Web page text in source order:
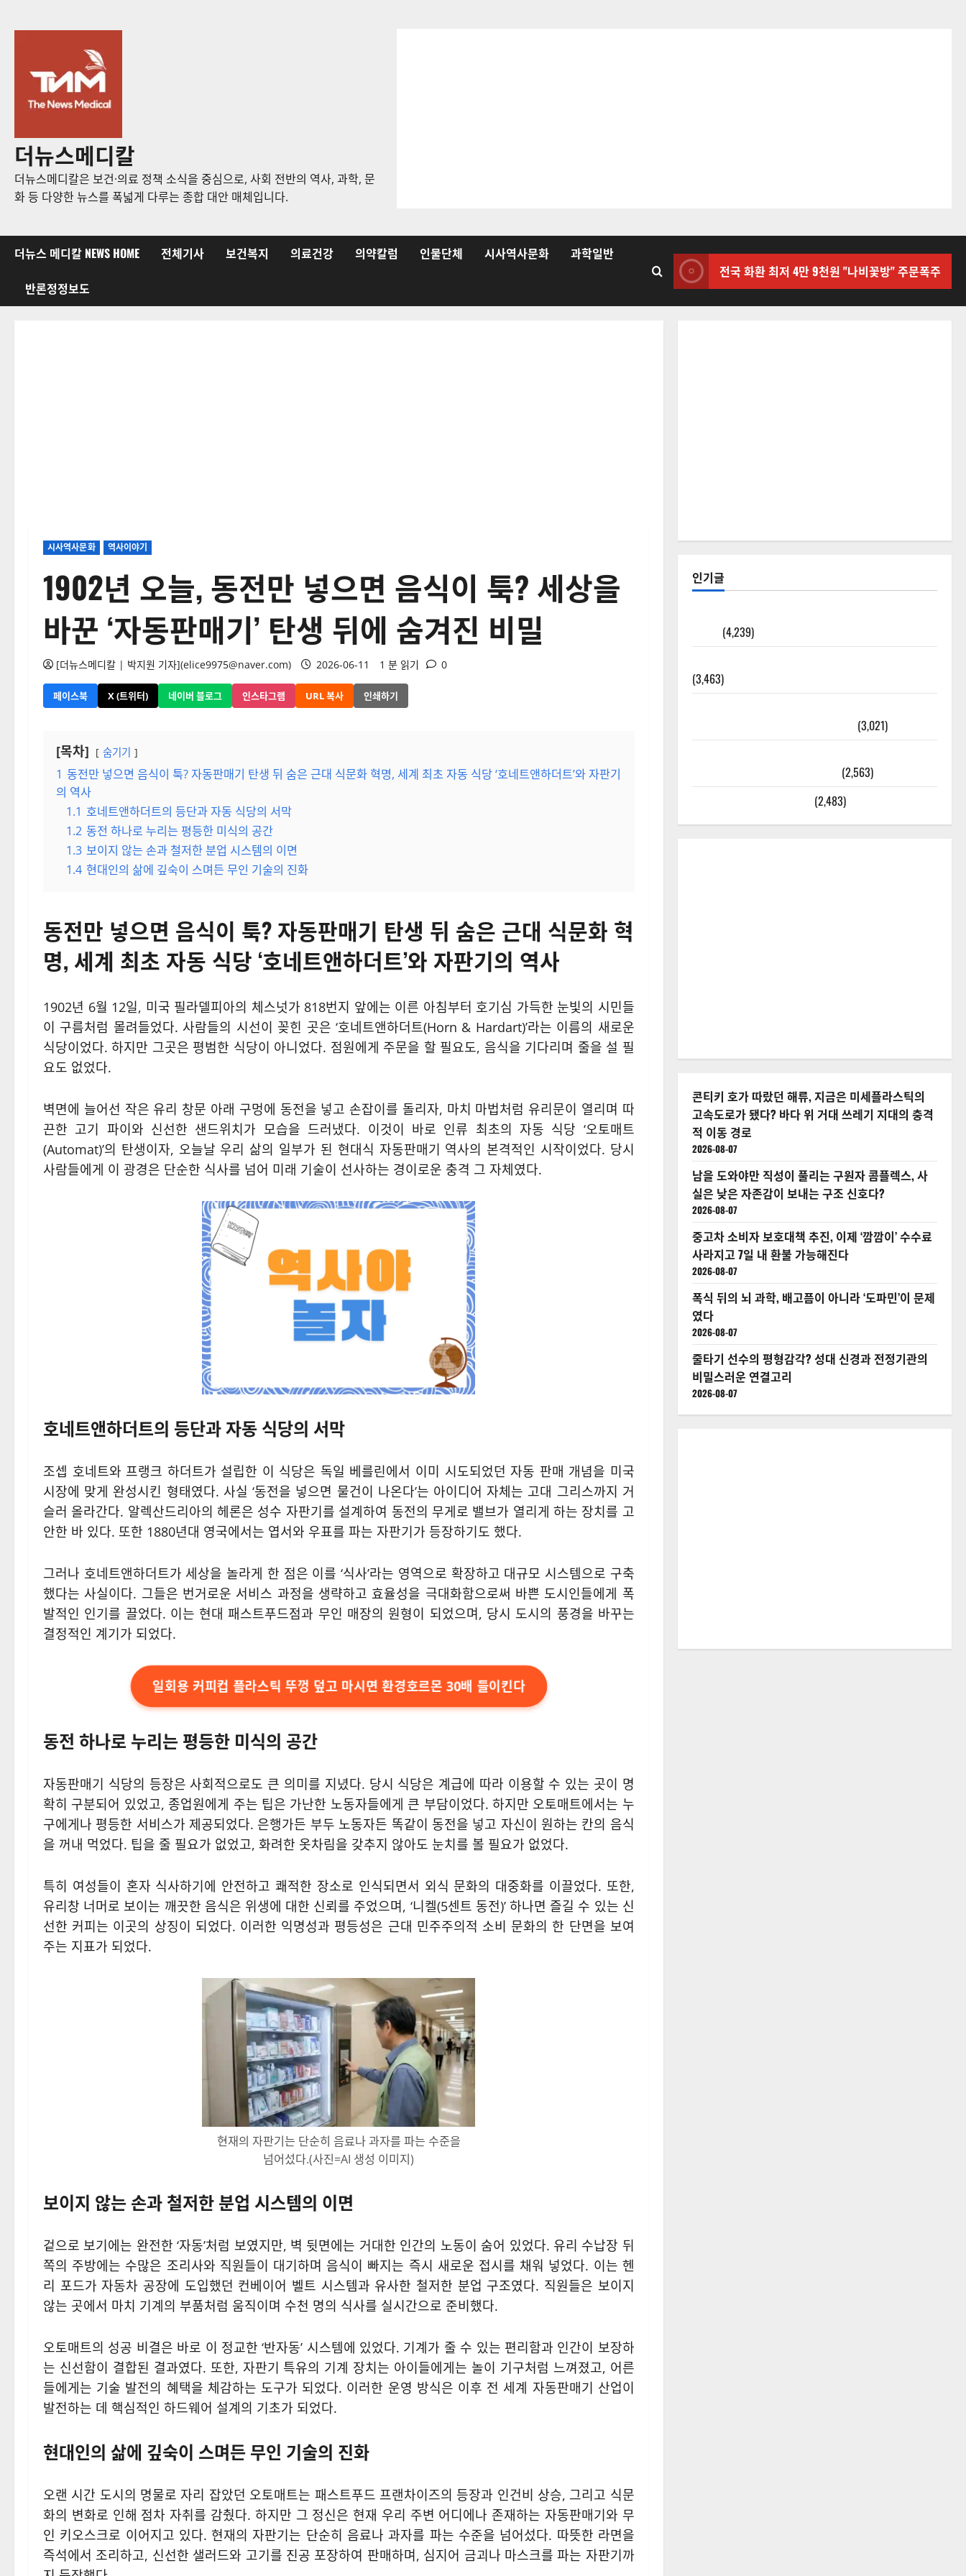
더뉴스메디칼
더뉴스메디칼은 보건·의료 정책 소식을 중심으로, 사회 전반의 역사, 과학, 문
화 등 다양한 뉴스를 폭넓게 다루는 종합 대안 매체입니다.
더뉴스 메디칼 NEWS HOME 전체기사 보건복지 의료건강 의약칼럼 인물단체 시사역사문화 과학일반
반론정정보도
전국 화환 최저 4만 9천원 "나비꽃방" 주문폭주
시사역사문화 역사이야기
1902년 오늘, 동전만 넣으면 음식이 툭? 세상을
바꾼 ‘자동판매기’ 탄생 뒤에 숨겨진 비밀
[더뉴스메디칼 | 박지원 기자](elice9975@naver.com) 2026-06-11 1 분 읽기 0
페이스북 X (트위터) 네이버 블로그 인스타그램 URL 복사 인쇄하기
[목차] 숨기기
1 동전만 넣으면 음식이 툭? 자동판매기 탄생 뒤 숨은 근대 식문화 혁명, 세계 최초 자동 식당 ‘호네트앤하더트’와 자판기
의 역사
1.1 호네트앤하더트의 등단과 자동 식당의 서막
1.2 동전 하나로 누리는 평등한 미식의 공간
1.3 보이지 않는 손과 철저한 분업 시스템의 이면
1.4 현대인의 삶에 깊숙이 스며든 무인 기술의 진화
동전만 넣으면 음식이 툭? 자동판매기 탄생 뒤 숨은 근대 식문화 혁
명, 세계 최초 자동 식당 ‘호네트앤하더트’와 자판기의 역사
1902년 6월 12일, 미국 필라델피아의 체스넛가 818번지 앞에는 이른 아침부터 호기심 가득한 눈빛의 시민들
이 구름처럼 몰려들었다. 사람들의 시선이 꽂힌 곳은 ‘호네트앤하더트(Horn & Hardart)’라는 이름의 새로운
식당이었다. 하지만 그곳은 평범한 식당이 아니었다. 점원에게 주문을 할 필요도, 음식을 기다리며 줄을 설 필
요도 없었다.
벽면에 늘어선 작은 유리 창문 아래 구멍에 동전을 넣고 손잡이를 돌리자, 마치 마법처럼 유리문이 열리며 따
끈한 고기 파이와 신선한 샌드위치가 모습을 드러냈다. 이것이 바로 인류 최초의 자동 식당 ‘오토매트
(Automat)’의 탄생이자, 오늘날 우리 삶의 일부가 된 현대식 자동판매기 역사의 본격적인 시작이었다. 당시
사람들에게 이 광경은 단순한 식사를 넘어 미래 기술이 선사하는 경이로운 충격 그 자체였다.
호네트앤하더트의 등단과 자동 식당의 서막
조셉 호네트와 프랭크 하더트가 설립한 이 식당은 독일 베를린에서 이미 시도되었던 자동 판매 개념을 미국
시장에 맞게 완성시킨 형태였다. 사실 ‘동전을 넣으면 물건이 나온다’는 아이디어 자체는 고대 그리스까지 거
슬러 올라간다. 알렉산드리아의 헤론은 성수 자판기를 설계하여 동전의 무게로 밸브가 열리게 하는 장치를 고
안한 바 있다. 또한 1880년대 영국에서는 엽서와 우표를 파는 자판기가 등장하기도 했다.
그러나 호네트앤하더트가 세상을 놀라게 한 점은 이를 ‘식사’라는 영역으로 확장하고 대규모 시스템으로 구축
했다는 사실이다. 그들은 번거로운 서비스 과정을 생략하고 효율성을 극대화함으로써 바쁜 도시인들에게 폭
발적인 인기를 끌었다. 이는 현대 패스트푸드점과 무인 매장의 원형이 되었으며, 당시 도시의 풍경을 바꾸는
결정적인 계기가 되었다.
일회용 커피컵 플라스틱 뚜껑 덮고 마시면 환경호르몬 30배 들이킨다
동전 하나로 누리는 평등한 미식의 공간
자동판매기 식당의 등장은 사회적으로도 큰 의미를 지녔다. 당시 식당은 계급에 따라 이용할 수 있는 곳이 명
확히 구분되어 있었고, 종업원에게 주는 팁은 가난한 노동자들에게 큰 부담이었다. 하지만 오토매트에서는 누
구에게나 평등한 서비스가 제공되었다. 은행가든 부두 노동자든 똑같이 동전을 넣고 자신이 원하는 칸의 음식
을 꺼내 먹었다. 팁을 줄 필요가 없었고, 화려한 옷차림을 갖추지 않아도 눈치를 볼 필요가 없었다.
특히 여성들이 혼자 식사하기에 안전하고 쾌적한 장소로 인식되면서 외식 문화의 대중화를 이끌었다. 또한,
유리창 너머로 보이는 깨끗한 음식은 위생에 대한 신뢰를 주었으며, ‘니켈(5센트 동전)’ 하나면 즐길 수 있는 신
선한 커피는 이곳의 상징이 되었다. 이러한 익명성과 평등성은 근대 민주주의적 소비 문화의 한 단면을 보여
주는 지표가 되었다.
현재의 자판기는 단순히 음료나 과자를 파는 수준을
넘어섰다.(사진=AI 생성 이미지)
보이지 않는 손과 철저한 분업 시스템의 이면
겉으로 보기에는 완전한 ‘자동’처럼 보였지만, 벽 뒷면에는 거대한 인간의 노동이 숨어 있었다. 유리 수납장 뒤
쪽의 주방에는 수많은 조리사와 직원들이 대기하며 음식이 빠지는 즉시 새로운 접시를 채워 넣었다. 이는 헨
리 포드가 자동차 공장에 도입했던 컨베이어 벨트 시스템과 유사한 철저한 분업 구조였다. 직원들은 보이지
않는 곳에서 마치 기계의 부품처럼 움직이며 수천 명의 식사를 실시간으로 준비했다.
오토매트의 성공 비결은 바로 이 정교한 ‘반자동’ 시스템에 있었다. 기계가 줄 수 있는 편리함과 인간이 보장하
는 신선함이 결합된 결과였다. 또한, 자판기 특유의 기계 장치는 아이들에게는 놀이 기구처럼 느껴졌고, 어른
들에게는 기술 발전의 혜택을 체감하는 도구가 되었다. 이러한 운영 방식은 이후 전 세계 자동판매기 산업이
발전하는 데 핵심적인 하드웨어 설계의 기초가 되었다.
현대인의 삶에 깊숙이 스며든 무인 기술의 진화
오랜 시간 도시의 명물로 자리 잡았던 오토매트는 패스트푸드 프랜차이즈의 등장과 인건비 상승, 그리고 식문
화의 변화로 인해 점차 자취를 감췄다. 하지만 그 정신은 현재 우리 주변 어디에나 존재하는 자동판매기와 무
인 키오스크로 이어지고 있다. 현재의 자판기는 단순히 음료나 과자를 파는 수준을 넘어섰다. 따뜻한 라면을
즉석에서 조리하고, 신선한 샐러드와 고기를 진공 포장하여 판매하며, 심지어 금괴나 마스크를 파는 자판기까
인기글
(4,239)
(3,463)
(3,021)
(2,563)
(2,483)
콘티키 호가 따랐던 해류, 지금은 미세플라스틱의
고속도로가 됐다? 바다 위 거대 쓰레기 지대의 충격
적 이동 경로
2026-08-07
남을 도와야만 직성이 풀리는 구원자 콤플렉스, 사
실은 낮은 자존감이 보내는 구조 신호다?
2026-08-07
중고차 소비자 보호대책 추진, 이제 ‘깜깜이’ 수수료
사라지고 7일 내 환불 가능해진다
2026-08-07
폭식 뒤의 뇌 과학, 배고픔이 아니라 ‘도파민’이 문제
였다
2026-08-07
줄타기 선수의 평형감각? 성대 신경과 전정기관의
비밀스러운 연결고리
2026-08-07